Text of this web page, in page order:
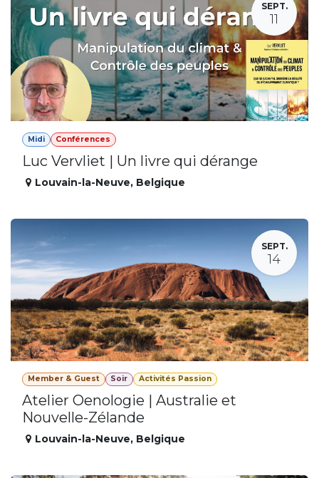
SEPT.
11
Midi Conférences
Luc Vervliet | Un livre qui dérange
Louvain-la-Neuve, Belgique
SEPT.
14
Member & Guest Soir Activités Passion
Atelier Oenologie | Australie et
Nouvelle-Zélande
Louvain-la-Neuve, Belgique